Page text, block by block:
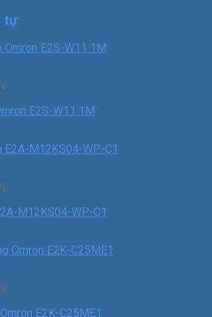
tự
E2S-W11 1M
M12KS04-WP-C1
E2K-C25ME1